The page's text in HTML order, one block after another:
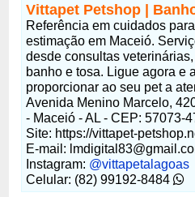
Vittapet Petshop |
Referência em cuidados
estimação em Maceió.
desde consultas
banho e tosa. Ligue agora e
proporcionar ao seu pet a
Avenida Menino Marcelo,
- Maceió - AL - CEP: 57073-
Site: https://vittapet-
E-mail:
Instagram: @vittapetalagoas
Celular: (82) 99192-8484